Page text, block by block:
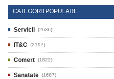
CATEGORII POPULARE
Servicii (2636)
IT&C (2197)
Comert (1822)
Sanatate (1687)